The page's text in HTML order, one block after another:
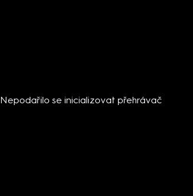
Nepodařilo se inicializovat přehrávač